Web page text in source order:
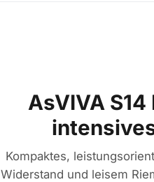
AsVIVA
Kompaktes,
Widerstand und leisem